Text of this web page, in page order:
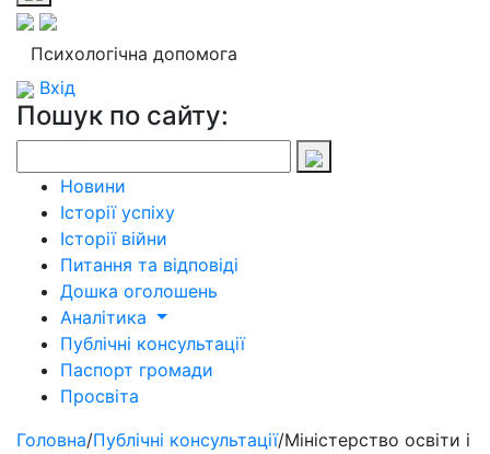
Психологічна допомога
Вхід
Пошук по сайту:
Новини
Історії успіху
Історії війни
Питання та відповіді
Дошка оголошень
Аналітика
Публічні консультації
Паспорт громади
Просвіта
Головна/Публічні консультації/Міністерство освіти і